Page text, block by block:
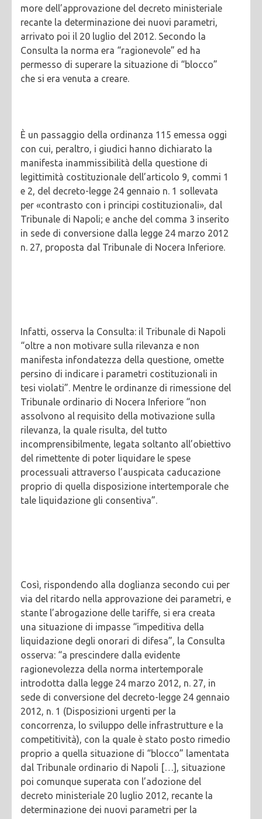
more dell’approvazione del decreto ministeriale
recante la determinazione dei nuovi parametri,
arrivato poi il 20 luglio del 2012. Secondo la
Consulta la norma era “ragionevole” ed ha
permesso di superare la situazione di “blocco”
che si era venuta a creare.
È un passaggio della ordinanza 115 emessa oggi
con cui, peraltro, i giudici hanno dichiarato la
manifesta inammissibilità della questione di
legittimità costituzionale dell’articolo 9, commi 1
e 2, del decreto-legge 24 gennaio n. 1 sollevata
per «contrasto con i principi costituzionali», dal
Tribunale di Napoli; e anche del comma 3 inserito
in sede di conversione dalla legge 24 marzo 2012
n. 27, proposta dal Tribunale di Nocera Inferiore.
Infatti, osserva la Consulta: il Tribunale di Napoli
“oltre a non motivare sulla rilevanza e non
manifesta infondatezza della questione, omette
persino di indicare i parametri costituzionali in
tesi violati”. Mentre le ordinanze di rimessione del
Tribunale ordinario di Nocera Inferiore “non
assolvono al requisito della motivazione sulla
rilevanza, la quale risulta, del tutto
incomprensibilmente, legata soltanto all’obiettivo
del rimettente di poter liquidare le spese
processuali attraverso l’auspicata caducazione
proprio di quella disposizione intertemporale che
tale liquidazione gli consentiva”.
Così, rispondendo alla doglianza secondo cui per
via del ritardo nella approvazione dei parametri, e
stante l’abrogazione delle tariffe, si era creata
una situazione di impasse “impeditiva della
liquidazione degli onorari di difesa”, la Consulta
osserva: “a prescindere dalla evidente
ragionevolezza della norma intertemporale
introdotta dalla legge 24 marzo 2012, n. 27, in
sede di conversione del decreto-legge 24 gennaio
2012, n. 1 (Disposizioni urgenti per la
concorrenza, lo sviluppo delle infrastrutture e la
competitività), con la quale è stato posto rimedio
proprio a quella situazione di “blocco” lamentata
dal Tribunale ordinario di Napoli […], situazione
poi comunque superata con l’adozione del
decreto ministeriale 20 luglio 2012, recante la
determinazione dei nuovi parametri per la